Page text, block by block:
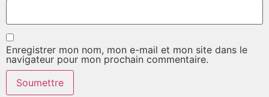
Enregistrer mon nom, mon e-mail et mon site dans le
navigateur pour mon prochain commentaire.